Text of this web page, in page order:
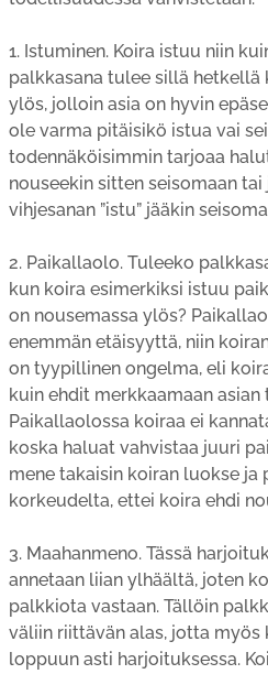
1. Istuminen. Koira istuu niin
palkkasana tulee sillä hetkellä
ylös, jolloin asia on hyvin
ole varma pitäisikö istua vai
todennäköisimmin tarjoaa
nouseekin sitten seisomaan
vihjesanan ”istu” jääkin
2. Paikallaolo. Tuleeko
kun koira esimerkiksi istuu
on nousemassa ylös?
enemmän etäisyyttä, niin
on tyypillinen ongelma, eli
kuin ehdit merkkaamaan asian
Paikallaolossa koiraa ei
koska haluat vahvistaa juuri
mene takaisin koiran luokse ja
korkeudelta, ettei koira ehdi
3. Maahanmeno. Tässä
annetaan liian ylhäältä, joten
palkkiota vastaan. Tällöin
väliin riittävän alas, jotta myös
loppuun asti harjoituksessa.